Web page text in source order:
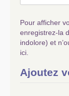
Pour afficher
enregistrez-la
indolore) et
ici.
Ajoutez